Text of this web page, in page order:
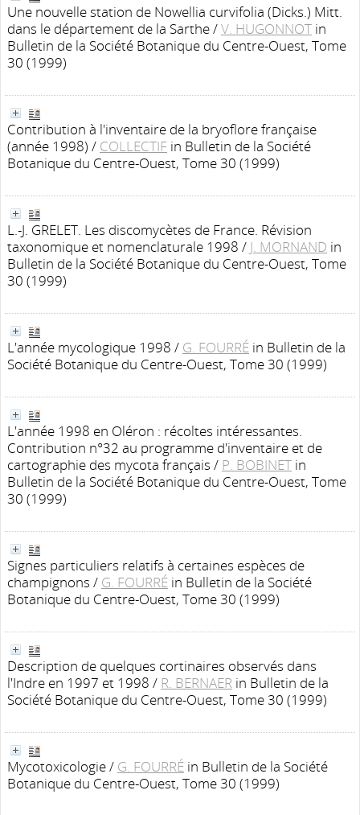
Une nouvelle station de Nowellia curvifolia (Dicks.) Mitt.
dans le département de la Sarthe/V. HUGONNOT in
Bulletin de la Société Botanique du Centre-Ouest, Tome
30 (1999)
Contribution à l'inventaire de la bryoflore française
(année 1998) / COLLECTIF in Bulletin de la Société
Botanique du Centre-Ouest, Tome 30 (1999)
L.-J. GRELET. Les discomycètes de France. Révision
taxonomique et nomenclaturale 1998 / J. MORNAND in
Bulletin de la Société Botanique du Centre-Ouest, Tome
30 (1999)
L'année mycologique 1998 / G. FOURRÉ in Bulletin de la
Société Botanique du Centre-Ouest, Tome 30 (1999)
L'année 1998 en Oléron : récoltes intéressantes.
Contribution n°32 au programme d'inventaire et de
cartographie des mycota français / P. BOBINET in
Bulletin de la Société Botanique du Centre-Ouest, Tome
30 (1999)
Signes particuliers relatifs à certaines espèces de
champignons / G. FOURRÉ in Bulletin de la Société
Botanique du Centre-Ouest, Tome 30 (1999)
Description de quelques cortinaires observés dans
l'Indre en 1997 et 1998 / R. BERNAER in Bulletin de la
Société Botanique du Centre-Ouest, Tome 30 (1999)
Mycotoxicologie/ G. FOURRÉ in Bulletin de la Société
Botanique du Centre-Ouest, Tome 30 (1999)